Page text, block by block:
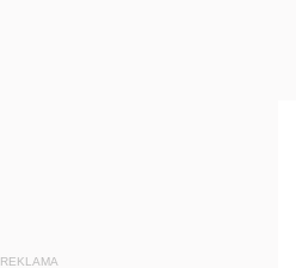
REKLAMA